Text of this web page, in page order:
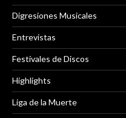
Digresiones Musicales
Entrevistas
Festivales de Discos
Highlights
Liga de la Muerte